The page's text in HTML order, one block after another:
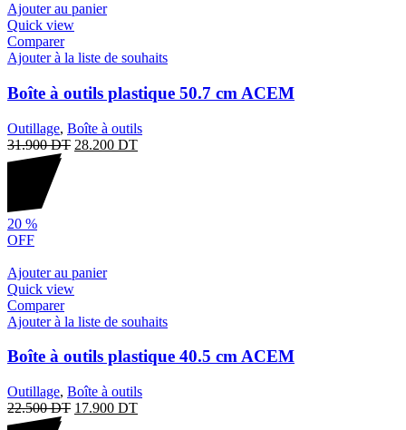
Ajouter au panier
Quick view
Comparer
Ajouter à la liste de souhaits
Boîte à outils plastique 50.7 cm ACEM
Outillage, Boîte à outils
31.900DT 28.200 DT
20 %
OFF
Ajouter au panier
Quick view
Comparer
Ajouter à la liste de souhaits
Boîte à outils plastique 40.5 cm ACEM
Outillage, Boîte à outils
22.500DT 17.900 DT